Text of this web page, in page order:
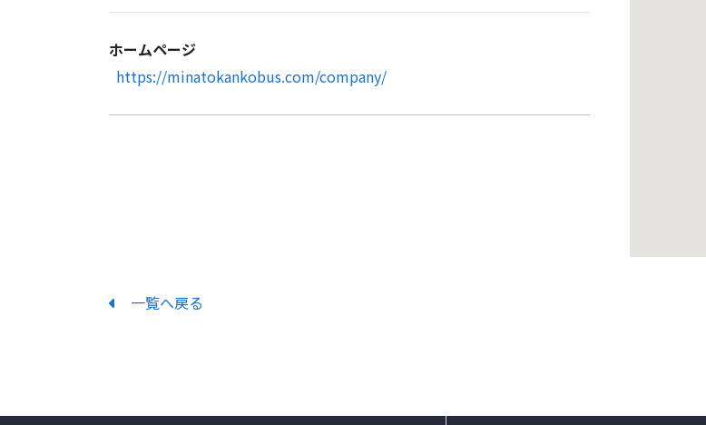
ホームページ
https://minatokankobus.com/company/
一覧へ戻る